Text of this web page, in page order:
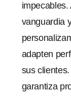
vanguardia
adapten
sus
garantiza